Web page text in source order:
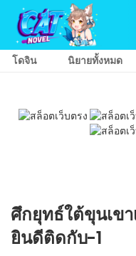
โดจิน นิยายทั้งหมด
ศึกยุทธ์ใต้ขุนเขา
ยินดีติดกับ-1